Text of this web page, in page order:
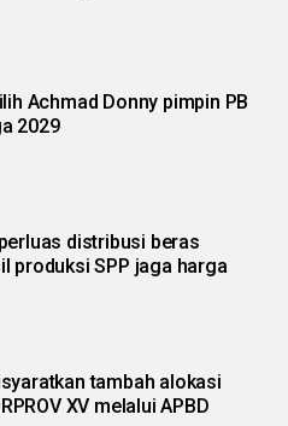
Achmad Donny pimpin PB
2029
distribusi beras
produksi SPP jaga harga
tambah alokasi
XV melalui APBD